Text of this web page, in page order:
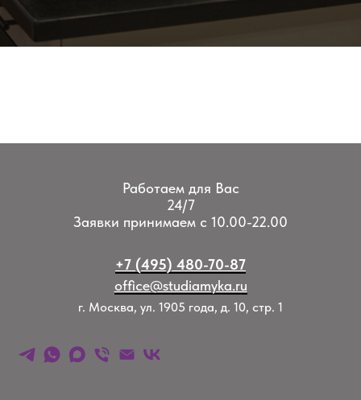
Работаем для Вас
24/7
Заявки принимаем с 10.00-22.00
+7 (495) 480-70-87
office@studiamyka.ru
г. Москва, ул. 1905 года, д. 10, стр. 1